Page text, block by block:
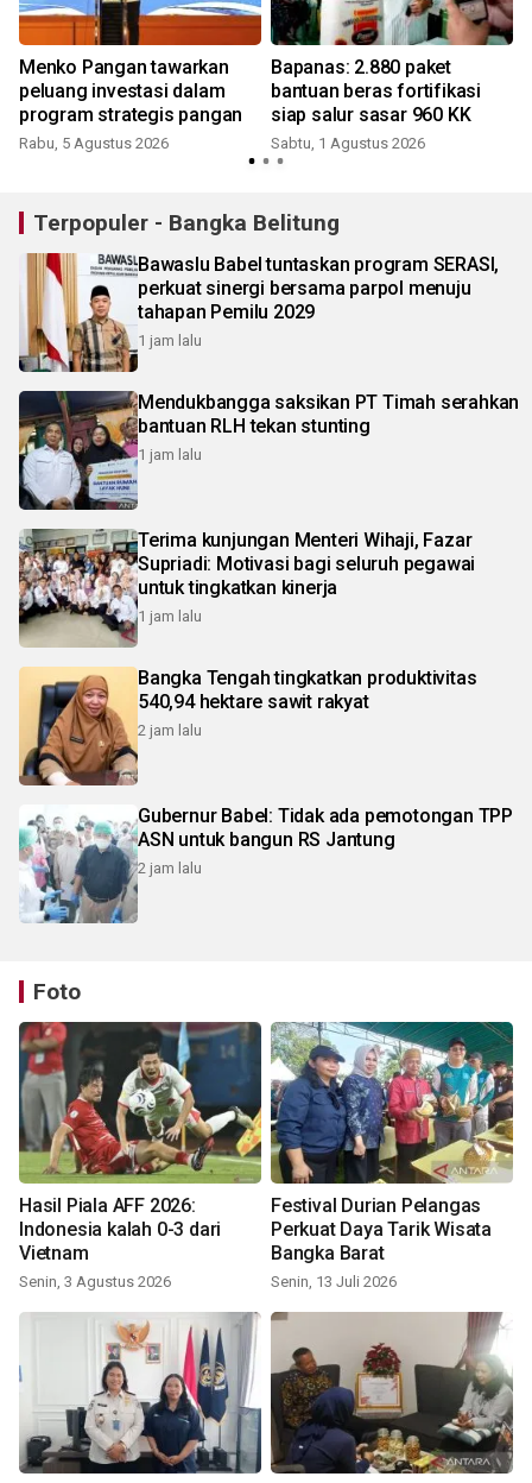
Menko Pangan tawarkan
peluang investasi dalam
program strategis pangan
Rabu, 5 Agustus 2026
Bapanas: 2.880 paket
bantuan beras fortifikasi
siap salur sasar 960 KK
Sabtu, 1 Agustus 2026
Terpopuler - Bangka Belitung
Bawaslu Babel tuntaskan program SERASI,
perkuat sinergi bersama parpol menuju
tahapan Pemilu 2029
1 jam lalu
Mendukbangga saksikan PT Timah serahkan
bantuan RLH tekan stunting
1 jam lalu
Terima kunjungan Menteri Wihaji, Fazar
Supriadi: Motivasi bagi seluruh pegawai
untuk tingkatkan kinerja
1 jam lalu
Bangka Tengah tingkatkan produktivitas
540,94 hektare sawit rakyat
2 jam lalu
Gubernur Babel: Tidak ada pemotongan TPP
ASN untuk bangun RS Jantung
2 jam lalu
Foto
Hasil Piala AFF 2026:
Indonesia kalah 0-3 dari
Vietnam
Senin, 3 Agustus 2026
Festival Durian Pelangas
Perkuat Daya Tarik Wisata
Bangka Barat
Senin, 13 Juli 2026